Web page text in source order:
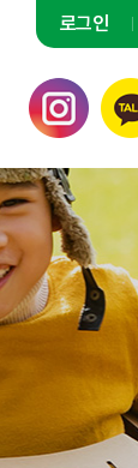
로그인